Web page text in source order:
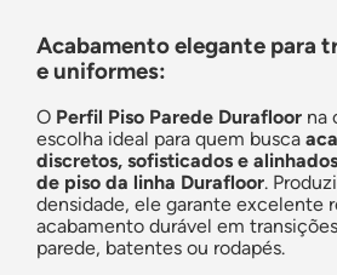
Acabamento elegante para
e uniformes:
O Perfil Piso Parede Durafloor na
escolha ideal para quem busca
discretos, sofisticados e
de piso da linha Durafloor.
densidade, ele garante excelente
acabamento durável em
parede, batentes ou rodapés.